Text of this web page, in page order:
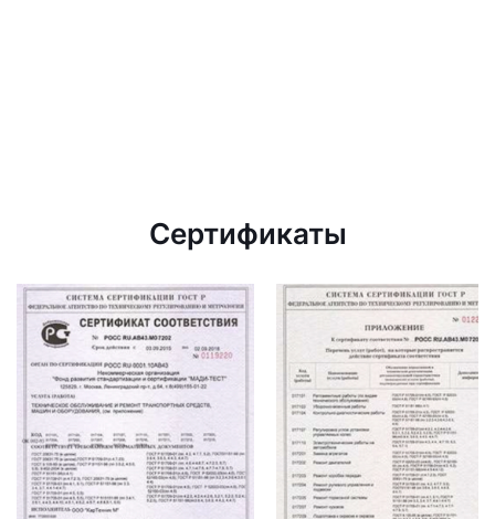
Сертификаты